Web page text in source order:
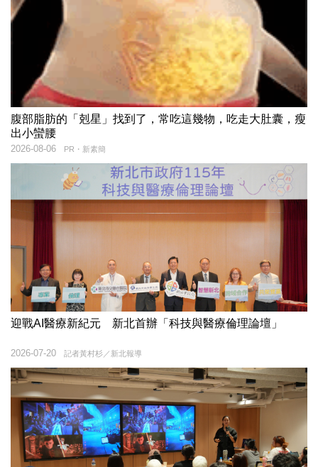
腹部脂肪的「剋星」找到了，常吃這幾物，吃走大肚囊，瘦
出小蠻腰
PR・新素簡
2026-08-06
迎戰AI醫療新紀元 新北首辦「科技與醫療倫理論壇」
記者黃村杉／新北報導
2026-07-20